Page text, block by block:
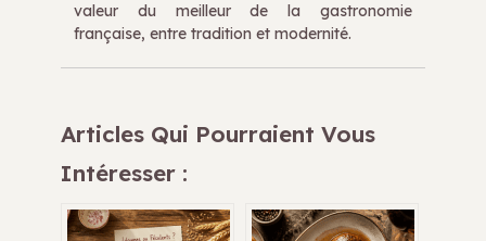
valeur du meilleur de la gastronomie
française, entre tradition et modernité.
Articles Qui Pourraient Vous
Intéresser :